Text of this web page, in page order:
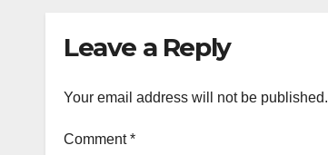
Leave a Reply
Your email address will not be published.
Comment*